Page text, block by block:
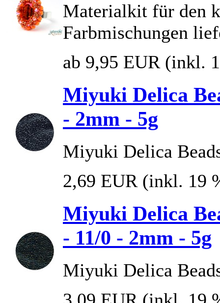
Materialkit für den
Farbmischungen
ab 9,95 EUR (inkl.
Miyuki Delica
- 2mm - 5g
Miyuki Delica
2,69 EUR (inkl. 19
Miyuki Delica
- 11/0 - 2mm - 5g
Miyuki Delica